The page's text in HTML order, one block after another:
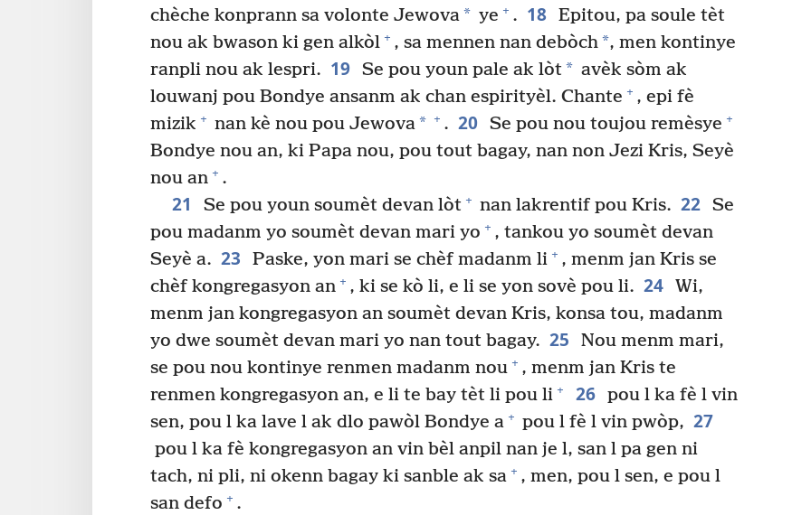
chèche konprann sa volonte Jewova* ye + . 18 Epitou, pa soule tèt
nou ak bwason ki gen alkòl + , sa mennen nan debòch*, men kontinye
ranpli nou ak lespri. 19 Se pou youn pale ak lòt* avèk sòm ak
louwanj pou Bondye ansanm ak chan espirityèl. Chante + , epi fè
mizik + nan kè nou pou Jewova* + . 20 Se pou nou toujou remèsye +
Bondye nou an, ki Papa nou, pou tout bagay, nan non Jezi Kris, Seyè
nou an + .
21 Se pou youn soumèt devan lòt + nan lakrentif pou Kris. 22 Se
pou madanm yo soumèt devan mari yo + , tankou yo soumèt devan
Seyè a. 23 Paske, yon mari se chèf madanm li + , menm jan Kris se
chèf kongregasyon an + , ki se kò li, e li se yon sovè pou li. 24 Wi,
menm jan kongregasyon an soumèt devan Kris, konsa tou, madanm
yo dwe soumèt devan mari yo nan tout bagay. 25
Nou menm mari,
se pou nou kontinye renmen madanm nou + , menm jan Kris te
renmen kongregasyon an, e li te bay tèt li pou li + 26 pou l ka fè l vin
sen, pou l ka lave l ak dlo pawòl Bondye a + pou l fè l vin pwòp, 27
pou l ka fè kongregasyon an vin bèl anpil nan je l, san l pa gen ni
tach, ni pli, ni okenn bagay ki sanble ak sa + , men, pou l sen, e pou l
san defo + .